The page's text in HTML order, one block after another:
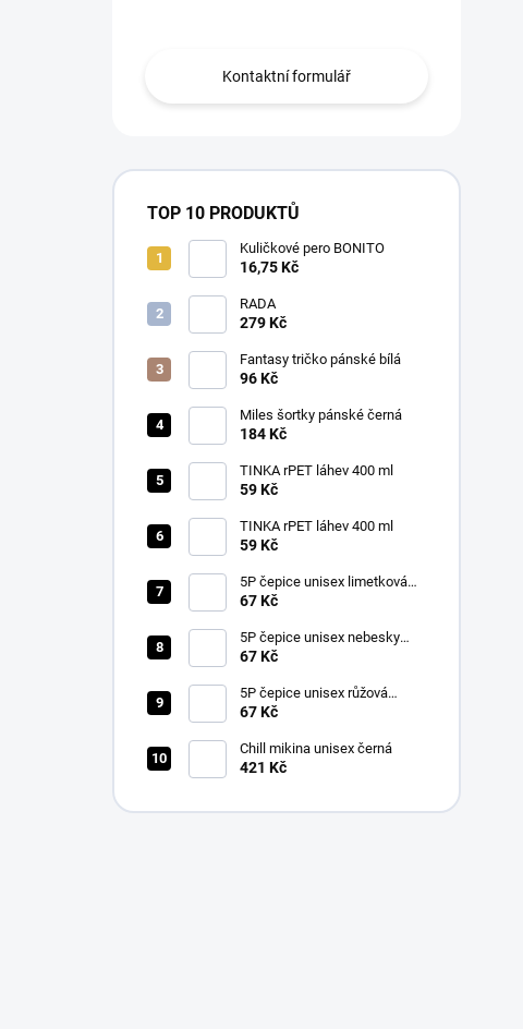
Kontaktní formulář
TOP 10 PRODUKTŮ
Kuličkové pero BONITO
16,75 Kč
RADA
279 Kč
Fantasy tričko pánské bílá
96 Kč
Miles šortky pánské černá
184 Kč
TINKA rPET láhev 400 ml
59 Kč
TINKA rPET láhev 400 ml
59 Kč
5P čepice unisex limetková
nastavitelná
67 Kč
5P čepice unisex nebesky
modrá nastavitelná
67 Kč
5P čepice unisex růžová
nastavitelná
67 Kč
Chill mikina unisex černá
421 Kč